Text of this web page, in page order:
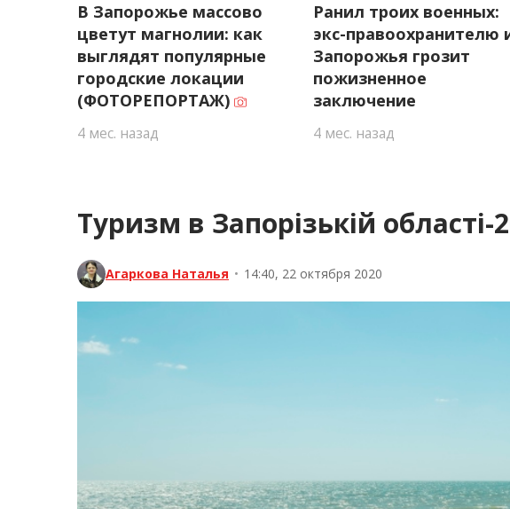
В Запорожье массово
цветут магнолии: как
выглядят популярные
городские локации
(ФОТОРЕПОРТАЖ)
4 мес. назад
Ранил троих военных:
экс-правоохранителю
Запорожья грозит
пожизненное
заключение
4 мес. назад
Туризм в Запорізькій
Агаркова Наталья • 14:40, 22 октября 2020